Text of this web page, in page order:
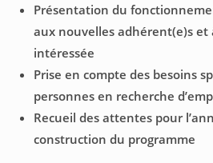
Présentation du
aux nouvelles adhérent(e)s
intéressée
Prise en compte des besoins
personnes en recherche
Recueil des attentes pour
construction du programme